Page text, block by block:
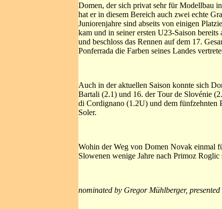
Domen, der sich privat sehr für Modellbau
hat er in diesem Bereich auch zwei echte
Juniorenjahre sind abseits von einigen
kam und in seiner ersten U23-Saison
und beschloss das Rennen auf dem 17.
Ponferrada die Farben seines Landes
Auch in der aktuellen Saison konnte sich
Bartali (2.1) und 16. der Tour de Slovénie
di Cordignano (1.2U) und dem fünfzehnten
Soler.
Wohin der Weg von Domen Novak einmal
Slowenen wenige Jahre nach Primoz
nominated by Gregor Mühlberger,